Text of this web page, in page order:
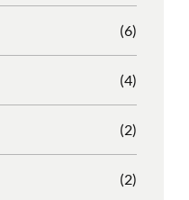
(6)
(4)
(2)
(2)